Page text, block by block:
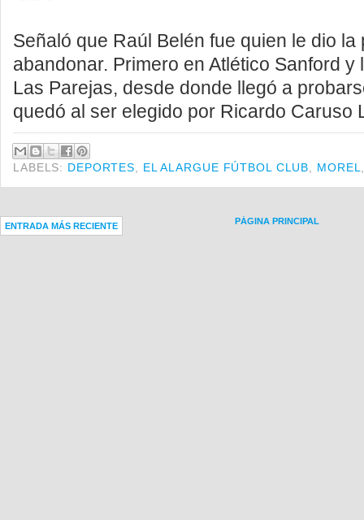
Señaló que Raúl Belén fue quien le dio la
abandonar. Primero en Atlético Sanford y
Las Parejas, desde donde llegó a
quedó al ser elegido por Ricardo Caruso
LABELS: DEPORTES EL ALARGUE FÚTBOL CLUB MOREL
ENTRADA MÁS RECIENTE PÁGINA PRINCIPAL